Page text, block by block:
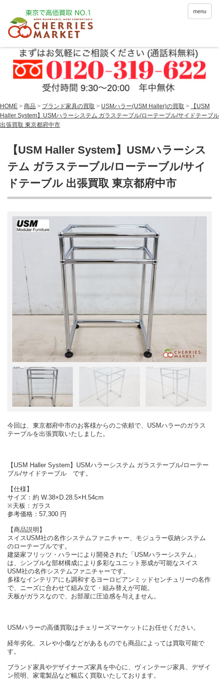
menu
HOME > 商品 > ブランド家具の買取 > USMハラー(USM Haller)の買取 >
【USM
Haller System】USMハラーシステム ガラステーブル/ローテーブル/サイドテーブル
出張買取 東京都府中市
【USM Haller System】USMハラーシス
テム ガラステーブル/ローテーブル/サイ
ドテーブル 出張買取 東京都府中市
今回は、東京都府中市のお客様からのご依頼で、USMハラーのガラス
テーブルを出張買取いたしました。
【USM Haller System】USMハラーシステム ガラステーブル/ローテー
ブル/サイドテーブル です。
【仕様】
サイズ：約 W.38×D.28.5×H.54cm
※天板：ガラス
参考価格：57,300 円
【商品説明】
スイスUSM社の名作システムファニチャー、モジュラー収納システム
のローテーブルです。
建築家フリッツ・ハラーにより開発された「USMハラーシステム」
は、シンプルな部材構成により多彩なユニット形成が可能なスイス
USM社の名作システムファニチャーです。
多様なインテリアにも調和するヨーロピアンミッドセンチュリーの名作
で、ニーズに合わせて組み立て・組み替えが可能。
天板がガラスなので、お部屋に圧迫感を与えません。
USMハラーの高価買取はチェリーズマーケットにお任せください。
経年劣化、スレや小傷などがあるものでも商品によっては買取可能で
す。
ブランド家具やデザイナーズ家具を中心に、ヴィンテージ家具、デザイ
ン照明、家電製品など幅広く買取いたしております。